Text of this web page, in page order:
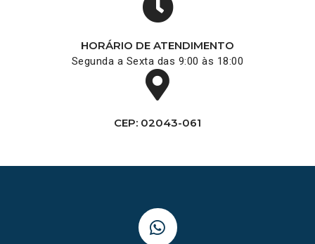
HORÁRIO DE ATENDIMENTO
Segunda a Sexta das 9:00 às 18:00
CEP: 02043-061